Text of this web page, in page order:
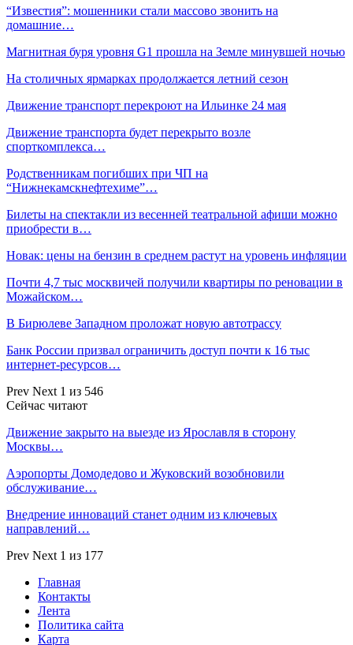
“Известия”: мошенники стали массово звонить на
домашние…
Магнитная буря уровня G1 прошла на Земле минувшей ночью
На столичных ярмарках продолжается летний сезон
Движение транспорт перекроют на Ильинке 24 мая
Движение транспорта будет перекрыто возле
спорткомплекса…
Родственникам погибших при ЧП на
“Нижнекамскнефтехиме”…
Билеты на спектакли из весенней театральной афиши можно
приобрести в…
Новак: цены на бензин в среднем растут на уровень инфляции
Почти 4,7 тыс москвичей получили квартиры по реновации в
Можайском…
В Бирюлеве Западном проложат новую автотрассу
Банк России призвал ограничить доступ почти к 16 тыс
интернет-ресурсов…
Prev Next 1 из 546
Сейчас читают
Движение закрыто на выезде из Ярославля в сторону
Москвы…
Аэропорты Домодедово и Жуковский возобновили
обслуживание…
Внедрение инноваций станет одним из ключевых
направлений…
Prev Next 1 из 177
Главная
Контакты
Лента
Политика сайта
Карта